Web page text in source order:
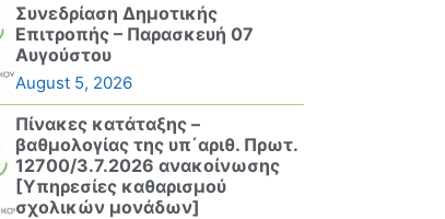
Συνεδρίαση Δημοτικής
Επιτροπής – Παρασκευή 07
Αυγούστου
August 5, 2026
Πίνακες κατάταξης –
βαθμολογίας της υπ΄αριθ. Πρωτ.
12700/3.7.2026 ανακοίνωσης
[Υπηρεσίες καθαρισμού
σχολικών μονάδων]